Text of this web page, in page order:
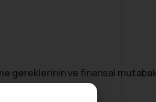
gereklerinin ve finansal